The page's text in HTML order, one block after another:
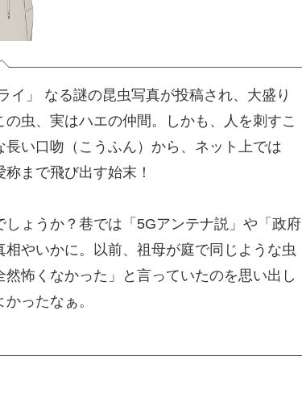
イ」 なる謎の昆虫写真が投稿され、大盛り
虫、実はハエの仲間。しかも、人を刺すこ
い口吻（こうふん）から、ネット上では
まで飛び出す始末！
ょうか？巷では「5Gアンテナ説」や「政府
やいかに。以前、祖母が庭で同じような虫
怖くなかった」と言っていたのを思い出し
ったなぁ。